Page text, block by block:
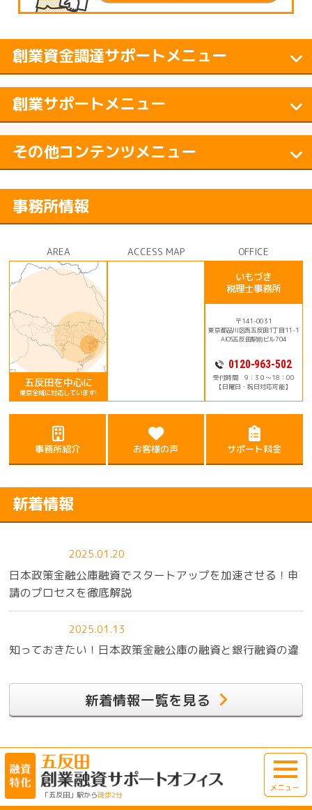
創業資金調達サポートメニュー
創業サポートメニュー
その他コンテンツメニュー
事務所情報
AREA
五反田を中心に
東京全域に対応しています!
ACCESS MAP
OFFICE
いもづき
税理士事務所
〒141-0031
東京都品川区西五反田1丁目11-1
AiOS五反田駅前ビル704
0120-963-502
受付時間 9：3０～18：00
【日曜日・祝日対応可能】
事務所紹介 お客様の声 サポート料金
新着情報
2025.01.20
日本政策金融公庫融資でスタートアップを加速させる！申
請のプロセスを徹底解説
2025.01.13
知っておきたい！日本政策金融公庫の融資と銀行融資の違
2025.01.06
2024.12.23
女性起業家向け！日本政策金融公庫融資を利用した資金調
新着情報一覧を見る
「五反田」駅から徒歩2分